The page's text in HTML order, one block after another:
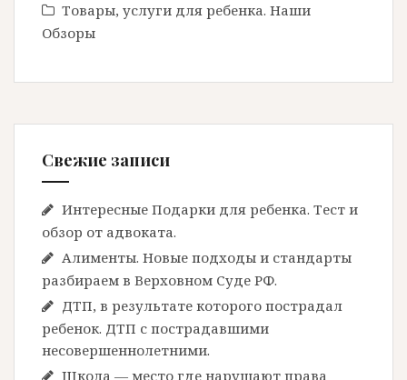
Товары, услуги для ребенка. Наши
Обзоры
Свежие записи
Интересные Подарки для ребенка. Тест и
обзор от адвоката.
Алименты. Новые подходы и стандарты
разбираем в Верховном Суде РФ.
ДТП, в результате которого пострадал
ребенок. ДТП с пострадавшими
несовершеннолетними.
Школа — место где нарушают права